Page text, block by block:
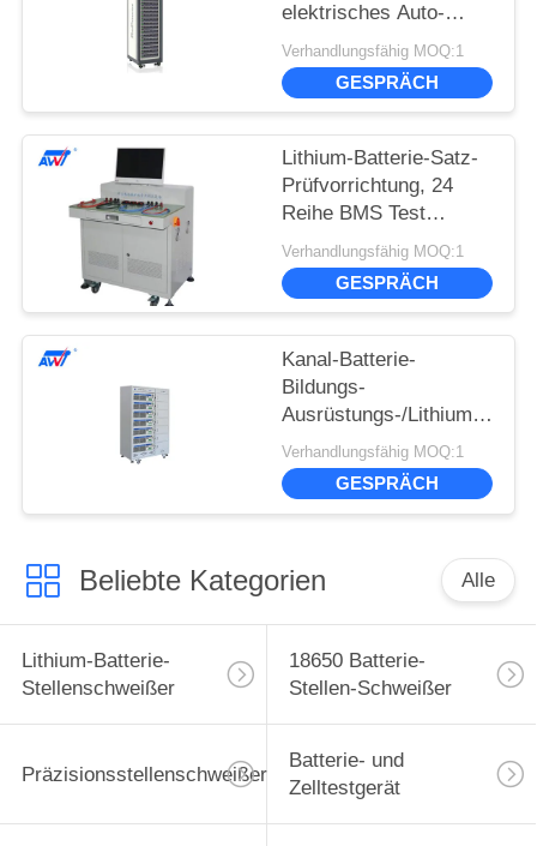
elektrisches Auto-
Fahrzeug-Laborniveau
BBS-Batterie-
Gleichgewichtsorgan
Verhandlungsfähig MOQ:1
GESPRÄCH
Lithium-Batterie-Satz-
Prüfvorrichtung, 24
Reihe BMS Test
System AWT-2408
Verhandlungsfähig MOQ:1
GESPRÄCH
Kanal-Batterie-
Bildungs-
Ausrüstungs-/Lithium-
Batterie-Satz-Altern-
Maschine 70V 20A 7
Verhandlungsfähig MOQ:1
GESPRÄCH
Beliebte Kategorien Alle
Lithium-Batterie-
Stellenschweißer
18650 Batterie-
Stellen-Schweißer
Präzisionsstellenschweißer
Batterie- und
Zelltestgerät